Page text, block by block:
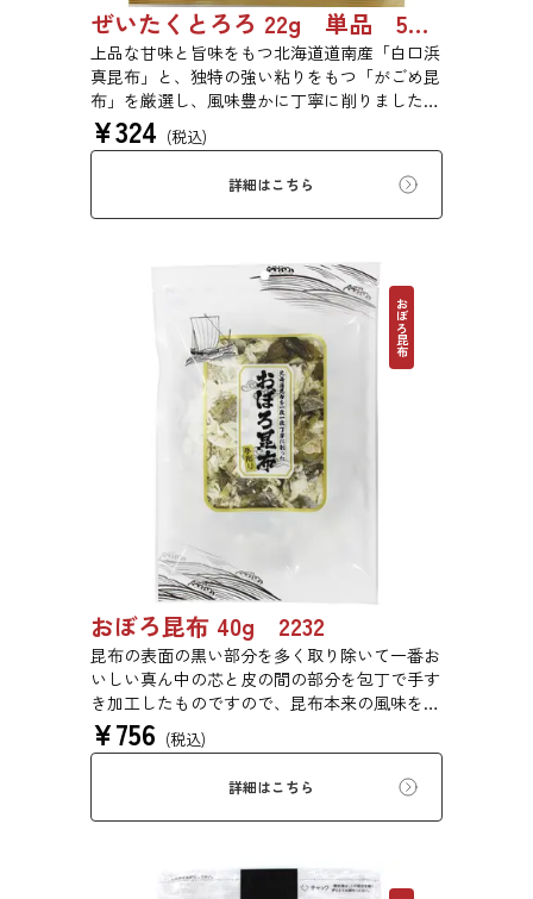
ぜいたくとろろ 22g 単品 5袋セット 20袋セット 1743
上品な甘味と旨味をもつ北海道道南産「白口浜
真昆布」と、独特の強い粘りをもつ「がごめ昆
布」を厳選し、風味豊かに丁寧に削りました。
ぜいたくな味を、思う存分にご堪能ください。
¥324 (税込)
詳細はこちら
おぼろ昆布
おぼろ昆布 40g 2232
昆布の表面の黒い部分を多く取り除いて一番お
いしい真ん中の芯と皮の間の部分を包丁で手す
き加工したものですので、昆布本来の風味をご
賞味いただけます。
¥756 (税込)
詳細はこちら